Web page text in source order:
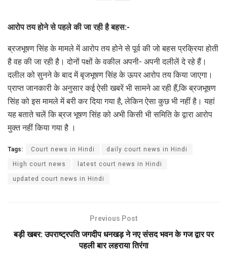
आरोप तय होने से पहले की जा रही है बहस:-
ब्रजभूषण सिंह के मामले में आरोप तय होने से पूर्व की जो बहस प्रक्रिया होती
है वह की जा रही है। दोनों पक्षों के वकील अपनी- अपनी दलीलें दे रहे हैं।
दलील को सुनने के बाद में बृजभूषण सिंह के ऊपर आरोप तय किया जाएगा।
प्राप्त जानकारी के अनुसार कई ऐसी खबरें भी सामने आ रही हैं,कि ब्रजभूषण
सिंह को इस मामले में बरी कर दिया गया है, लेकिन ऐसा कुछ भी नहीं है। यहां
यह बताते चलें कि ब्रज भूषण सिंह को अभी किसी भी समिति के द्वारा आरोप
मुक्त नहीं किया गया है ।
Tags: Court news in Hindi daily court news in Hindi
High court news latest court news in Hindi
updated court news in Hindi
Previous Post
बड़ी खबर: उपराष्ट्रपति जगदीप धनखड़ ने नए संसद भवन के गज द्वार पर
पहली बार लहराया तिरंगा